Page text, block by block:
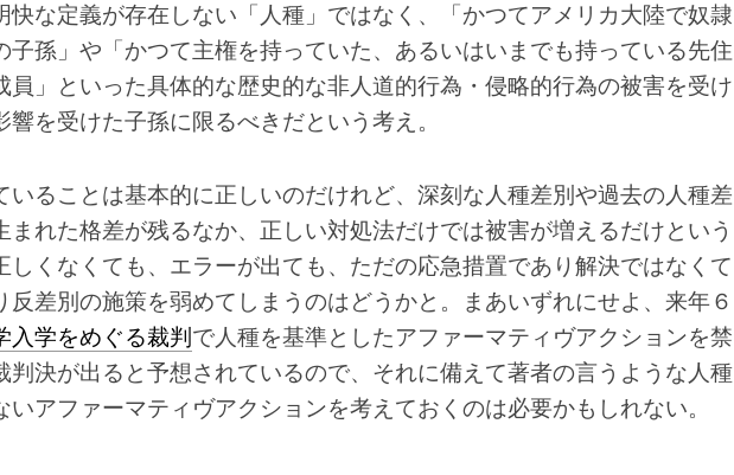
快な定義が存在しない「人種」ではなく、「かつてアメリカ大陸で奴隷
子孫」や「かつて主権を持っていた、あるいはいまでも持っている先住
員」といった具体的な歴史的な非人道的行為・侵略的行為の被害を受け
響を受けた子孫に限るべきだという考え。
いることは基本的に正しいのだけれど、深刻な人種差別や過去の人種差
まれた格差が残るなか、正しい対処法だけでは被害が増えるだけという
しくなくても、エラーが出ても、ただの応急措置であり解決ではなくて
反差別の施策を弱めてしまうのはどうかと。まあいずれにせよ、来年６
入学をめぐる裁判 で人種を基準としたアファーマティヴアクションを禁
判決が出ると予想されているので、それに備えて著者の言うような人種
いアファーマティヴアクションを考えておくのは必要かもしれない。